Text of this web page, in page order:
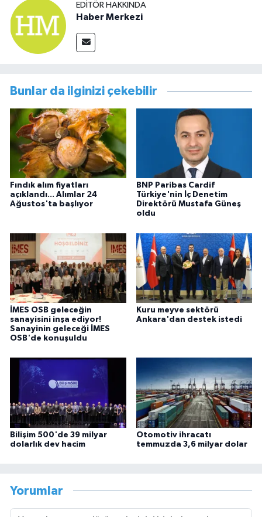
EDITÖR HAKKINDA
Haber Merkezi
Bunlar da ilginizi çekebilir
Fındık alım fiyatları
açıklandı... Alımlar 24
Ağustos'ta başlıyor
BNP Paribas Cardif
Türkiye'nin İç Denetim
Direktörü Mustafa Güneş
oldu
İMES OSB geleceğin
sanayisini inşa ediyor!
Sanayinin geleceği İMES
OSB'de konuşuldu
Kuru meyve sektörü
Ankara'dan destek istedi
Bilişim 500'de 39 milyar
dolarlık dev hacim
Otomotiv ihracatı
temmuzda 3,6 milyar dolar
Yorumlar